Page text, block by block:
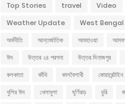
Top Stories
travel Video
Weather Update
West Bengal
অর্থনীতি
আন্তর্জাতিক আবহাওয়া
ঈদ
উত্তর ২৪ পরগনা উত্তর দিনাজপুর
কলকাতা
কাঁথি কালবৈশাখী কোয়ারেন্টাইন
খুশির ঈদ
খেলাধুলা ঘূর্ণিঝড় চুরি